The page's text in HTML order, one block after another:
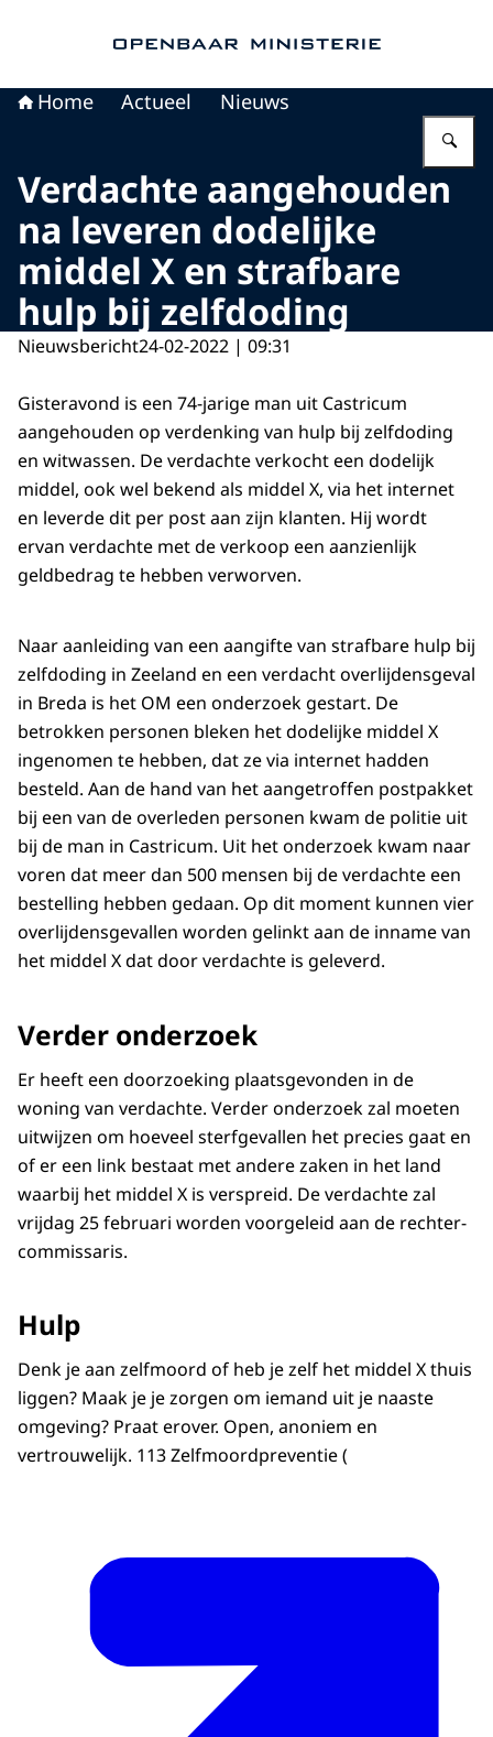
Home Actueel Nieuws
Verdachte aangehouden
na leveren dodelijke
middel X en strafbare
hulp bij zelfdoding
Nieuwsbericht24-02-2022 | 09:31
Gisteravond is een 74-jarige man uit Castricum
aangehouden op verdenking van hulp bij zelfdoding
en witwassen. De verdachte verkocht een dodelijk
middel, ook wel bekend als middel X, via het internet
en leverde dit per post aan zijn klanten. Hij wordt
ervan verdachte met de verkoop een aanzienlijk
geldbedrag te hebben verworven.
Naar aanleiding van een aangifte van strafbare hulp bij
zelfdoding in Zeeland en een verdacht overlijdensgeval
in Breda is het OM een onderzoek gestart. De
betrokken personen bleken het dodelijke middel X
ingenomen te hebben, dat ze via internet hadden
besteld. Aan de hand van het aangetroffen postpakket
bij een van de overleden personen kwam de politie uit
bij de man in Castricum. Uit het onderzoek kwam naar
voren dat meer dan 500 mensen bij de verdachte een
bestelling hebben gedaan. Op dit moment kunnen vier
overlijdensgevallen worden gelinkt aan de inname van
het middel X dat door verdachte is geleverd.
Verder onderzoek
Er heeft een doorzoeking plaatsgevonden in de
woning van verdachte. Verder onderzoek zal moeten
uitwijzen om hoeveel sterfgevallen het precies gaat en
of er een link bestaat met andere zaken in het land
waarbij het middel X is verspreid. De verdachte zal
vrijdag 25 februari worden voorgeleid aan de rechter-
commissaris.
Hulp
Denk je aan zelfmoord of heb je zelf het middel X thuis
liggen? Maak je je zorgen om iemand uit je naaste
omgeving? Praat erover. Open, anoniem en
vertrouwelijk. 113 Zelfmoordpreventie (